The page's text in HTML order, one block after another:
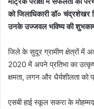
को जिलाधिकारी डॉ० चंद्रशेखर
उनके उज्जवल भविष्य की
जिले के सुदूर ग्रामीण क्षेत्रों में
2020 में अपने प्रतिभा का
क्षमता, लगन और धैर्यशीलता को
एसबी हाई स्कूल सकरा के